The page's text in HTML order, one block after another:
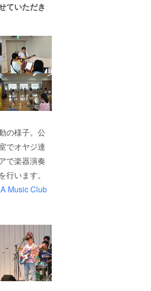
ていただき
の様子。公
でオヤジ達
で楽器演奏
行います。
Music Club